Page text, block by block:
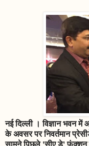
नई दिल्ली । विज्ञान भवन में
के अवसर पर निवर्तमान
सामने पिछले 'सीए डे' फंक्शन